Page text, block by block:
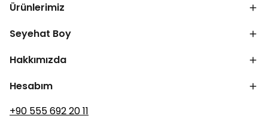
Ürünlerimiz
Seyehat Boy
Hakkımızda
Hesabım
+90 555 692 20 11